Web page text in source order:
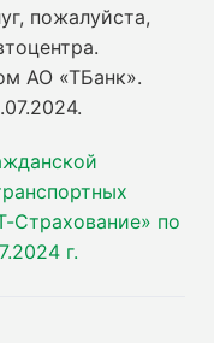
пожалуйста,
АО «ТБанк».
.
Страхование» по
г.